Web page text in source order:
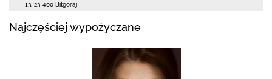
13 23-400 Biłgoraj
Najczęściej wypożyczane